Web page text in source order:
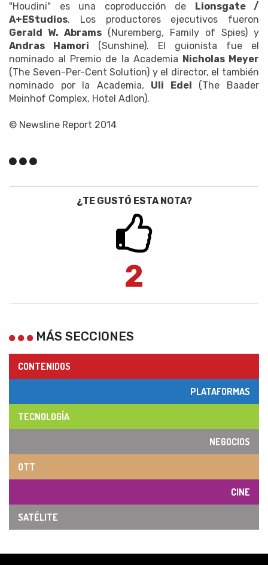
"Houdini" es una coproducción de Lionsgate /
A+EStudios. Los productores ejecutivos fueron
Gerald W. Abrams (Nuremberg, Family of Spies) y
Andras Hamori (Sunshine). El guionista fue el
nominado al Premio de la Academia Nicholas Meyer
(The Seven-Per-Cent Solution) y el director, el también
nominado por la Academia, Uli Edel (The Baader
Meinhof Complex, Hotel Adlon).
© Newsline Report 2014
¿TE GUSTÓ ESTA NOTA?
2
MÁS SECCIONES
CONTENIDOS
PLATAFORMAS
TECNOLOGÍA
NEGOCIOS
OTT
CINE
SATÉLITE